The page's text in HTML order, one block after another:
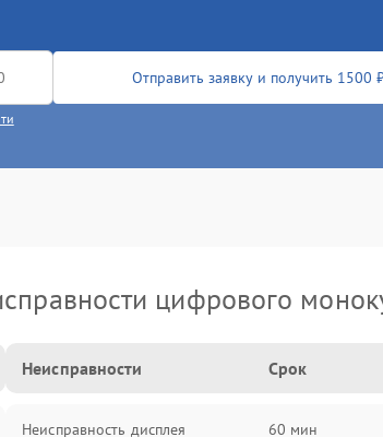
Отправить заявку и получить 1500
цифрового
Неисправности Срок
Неисправность дисплея 60 мин